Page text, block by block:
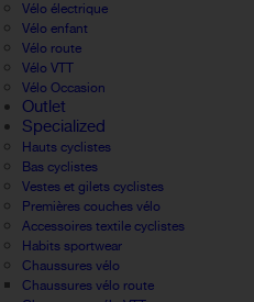
Vélo électrique
Vélo enfant
Vélo route
Vélo VTT
Vélo Occasion
Outlet
Specialized
Hauts cyclistes
Bas cyclistes
Vestes et gilets cyclistes
Premières couches vélo
Accessoires textile cyclistes
Habits sportwear
Chaussures vélo
Chaussures vélo route